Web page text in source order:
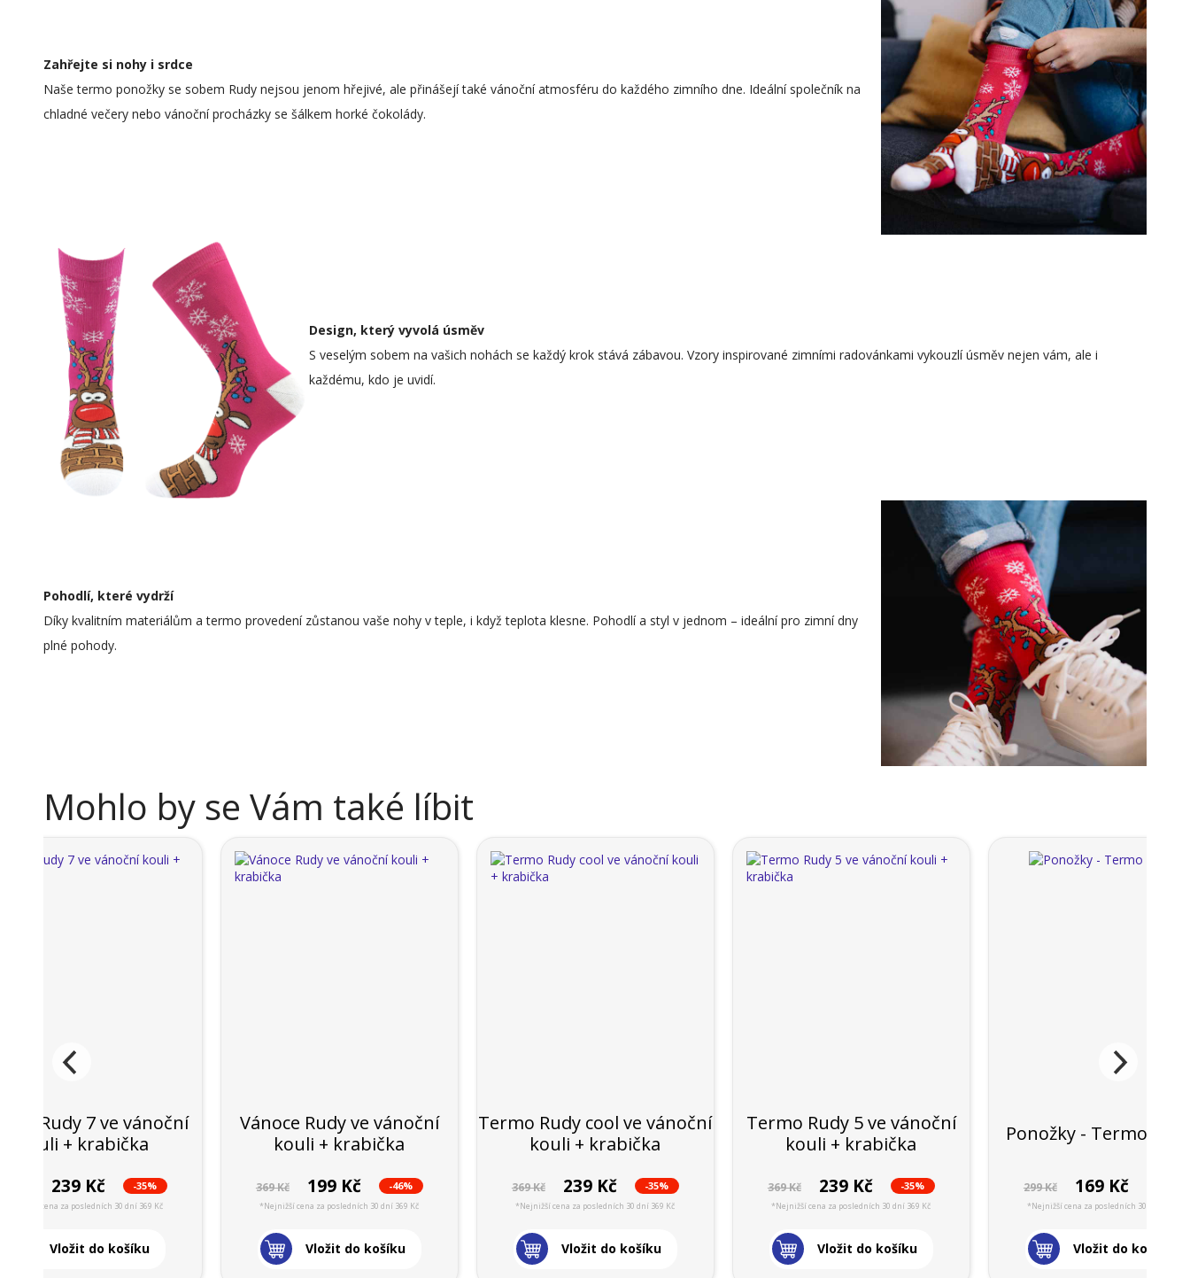
Zahřejte si nohy i srdce
Naše termo ponožky se sobem Rudy nejsou jenom hřejivé, ale přinášejí také vánoční atmosféru do každého zimního dne. Ideální společník na
chladné večery nebo vánoční procházky se šálkem horké čokolády.
Design, který vyvolá úsměv
S veselým sobem na vašich nohách se každý krok stává zábavou. Vzory inspirované zimními radovánkami vykouzlí úsměv nejen vám, ale i
každému, kdo je uvidí.
Pohodlí, které vydrží
Díky kvalitním materiálům a termo provedení zůstanou vaše nohy v teple, i když teplota klesne. Pohodlí a styl v jednom – ideální pro zimní dny
plné pohody.
Mohlo by se Vám také líbit
Termo Rudy cool ve vánoční
kouli + krabička
369 Kč 239 Kč -35%
*Nejnižší cena za posledních 30 dní 369 Kč
Vložit do košíku
Termo Rudy 5 ve vánoční
kouli + krabička
369 Kč 239 Kč -35%
*Nejnižší cena za posledních 30 dní 369 Kč
Vložit do košíku
Ponožky - Termo
299 Kč 169 Kč
*Nejnižší cena za posledních 30 dní 299 Kč
Vložit do košíku
Rudy 7 ve vánoční
kouli + krabička
239 Kč -35%
*Nejnižší cena za posledních 30 dní 369 Kč
Vložit do košíku
Vánoce Rudy ve vánoční
kouli + krabička
369 Kč 199 Kč -46%
*Nejnižší cena za posledních 30 dní 369 Kč
Vložit do košíku